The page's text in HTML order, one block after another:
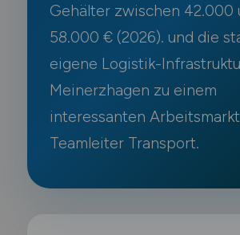
Gehälter zwischen 42.000
58.000 € (2026). und die
eigene Logistik-
Meinerzhagen zu einem
interessanten
Teamleiter Transport.